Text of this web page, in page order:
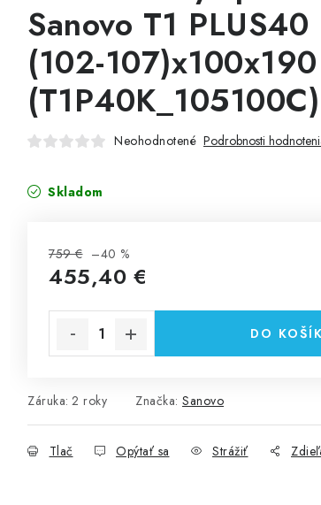
Sanovo T1 PLUS40
(102-
(T1P40K_105100C)
Neohodnotené Podrobnosti
Skladom
759 € –40 %
455,40 €
DO
Záruka: 2 roky Značka: Sanovo
Tlač Opýtať sa Strážiť